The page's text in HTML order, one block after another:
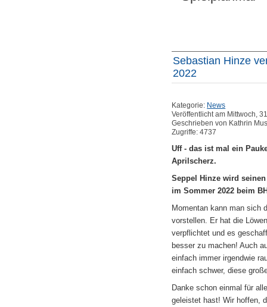
Sebastian Hinze
2022
Kategorie: News
Veröffentlicht am Mittwoch,
Geschrieben von Kathrin
Zugriffe: 4737
Uff - das ist mal ein
Aprilscherz.
Seppel Hinze wird
im Sommer 2022 beim
Momentan kann man sich
vorstellen. Er hat die
verpflichtet und es
besser zu machen! Auch
einfach immer irgendwie
einfach schwer, diese
Danke schon einmal für
geleistet hast! Wir hoffen,